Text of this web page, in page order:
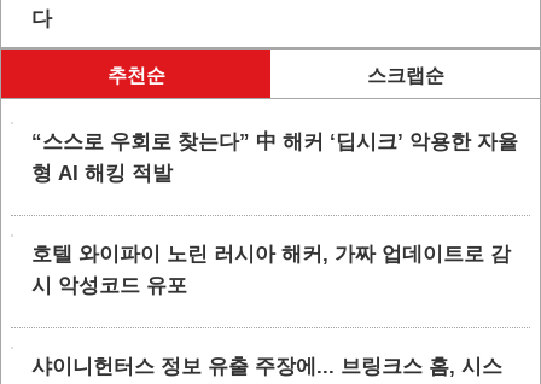
다
추천순 스크랩순
“스스로 우회로 찾는다” 中 해커 ‘딥시크’ 악용한 자율
형 AI 해킹 적발
호텔 와이파이 노린 러시아 해커, 가짜 업데이트로 감
시 악성코드 유포
샤이니헌터스 정보 유출 주장에... 브링크스 홈, 시스